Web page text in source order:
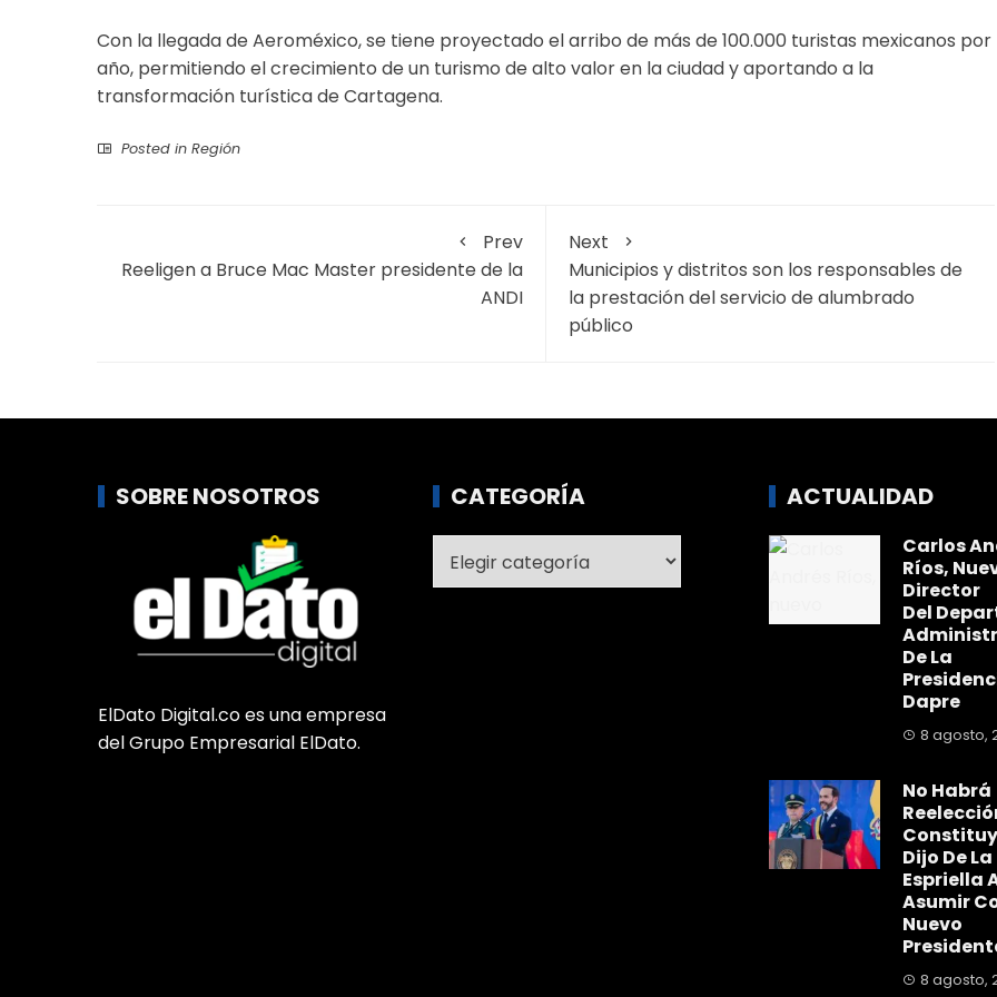
Con la llegada de Aeroméxico, se tiene proyectado el arribo de más de 100.000 turistas mexicanos por
año, permitiendo el crecimiento de un turismo de alto valor en la ciudad y aportando a la
transformación turística de Cartagena.
Posted in Región
Prev
Reeligen a Bruce Mac Master presidente de la
ANDI
Next
Municipios y distritos son los responsables de
la prestación del servicio de alumbrado
público
SOBRE NOSOTROS
ElDato Digital.co es una empresa
del Grupo Empresarial ElDato.
CATEGORÍA ACTUALIDAD
Carlos
Ríos,
Director
Del
De La
Dapre
8 agosto,
No Habrá
Dijo De La
Espriella
Asumir
Nuevo
8 agosto,